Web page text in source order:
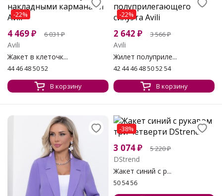
-22%
4 469₽ 6 031₽
Avili
Жакет в клеточк...
44 46 48 50 52
В корзину
-22%
2 642 ₽ 3 566₽
Avili
Жилет полуприле...
42 44 46 48 50 52 54
В корзину
-38%
3 074₽ 5 220₽
DStrend
Жакет синий с р...
50 54 56